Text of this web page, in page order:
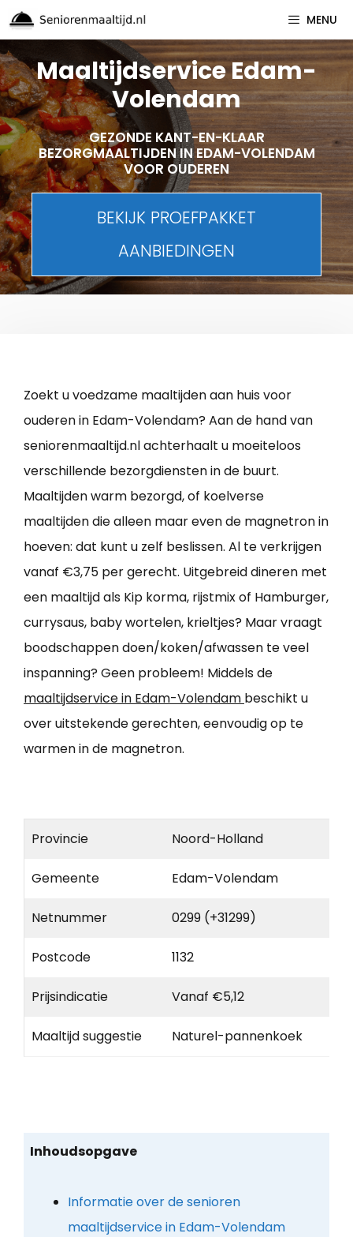
Spring
naar
inhoud
MENU
Maaltijdservice Edam-
Volendam
GEZONDE KANT-EN-KLAAR
BEZORGMAALTIJDEN IN EDAM-VOLENDAM
VOOR OUDEREN
BEKIJK PROEFPAKKET
AANBIEDINGEN
Zoekt u voedzame maaltijden aan huis voor
ouderen in Edam-Volendam? Aan de hand van
seniorenmaaltijd.nl achterhaalt u moeiteloos
verschillende bezorgdiensten in de buurt.
Maaltijden warm bezorgd, of koelverse
maaltijden die alleen maar even de magnetron in
hoeven: dat kunt u zelf beslissen. Al te verkrijgen
vanaf €3,75 per gerecht. Uitgebreid dineren met
een maaltijd als Kip korma, rijstmix of Hamburger,
currysaus, baby wortelen, krieltjes? Maar vraagt
boodschappen doen/koken/afwassen te veel
inspanning? Geen probleem! Middels de
maaltijdservice in Edam-Volendam beschikt u
over uitstekende gerechten, eenvoudig op te
warmen in de magnetron.
Provincie Noord-Holland
Gemeente Edam-Volendam
Netnummer 0299 (+31299)
Postcode 1132
Prijsindicatie Vanaf €5,12
Maaltijd suggestie Naturel-pannenkoek
Inhoudsopgave
Informatie over de senioren
maaltijdservice in Edam-Volendam